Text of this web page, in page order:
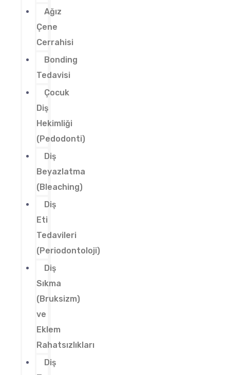
Ağız
Çene
Cerrahisi
Bonding
Tedavisi
Çocuk
Diş
Hekimliği
(Pedodonti)
Diş
Beyazlatma
(Bleaching)
Diş
Eti
Tedavileri
(Periodontoloji)
Diş
Sıkma
(Bruksizm)
ve
Eklem
Rahatsızlıkları
Diş